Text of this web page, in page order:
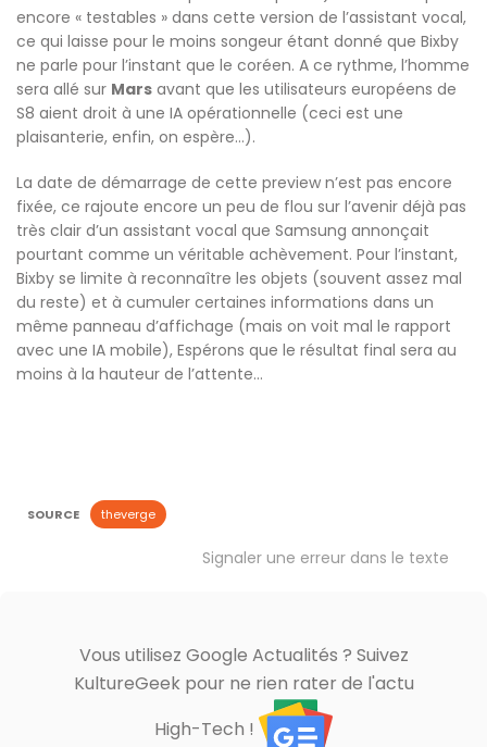
encore « testables » dans cette version de l’assistant vocal,
ce qui laisse pour le moins songeur étant donné que Bixby
ne parle pour l’instant que le coréen. A ce rythme, l’homme
sera allé sur Mars avant que les utilisateurs européens de
S8 aient droit à une IA opérationnelle (ceci est une
plaisanterie, enfin, on espère…).
La date de démarrage de cette preview n’est pas encore
fixée, ce rajoute encore un peu de flou sur l’avenir déjà pas
très clair d’un assistant vocal que Samsung annonçait
pourtant comme un véritable achèvement. Pour l’instant,
Bixby se limite à reconnaître les objets (souvent assez mal
du reste) et à cumuler certaines informations dans un
même panneau d’affichage (mais on voit mal le rapport
avec une IA mobile), Espérons que le résultat final sera au
moins à la hauteur de l’attente…
SOURCE theverge
Signaler une erreur dans le texte
Vous utilisez Google Actualités ? Suivez
KultureGeek pour ne rien rater de l'actu
High-Tech !